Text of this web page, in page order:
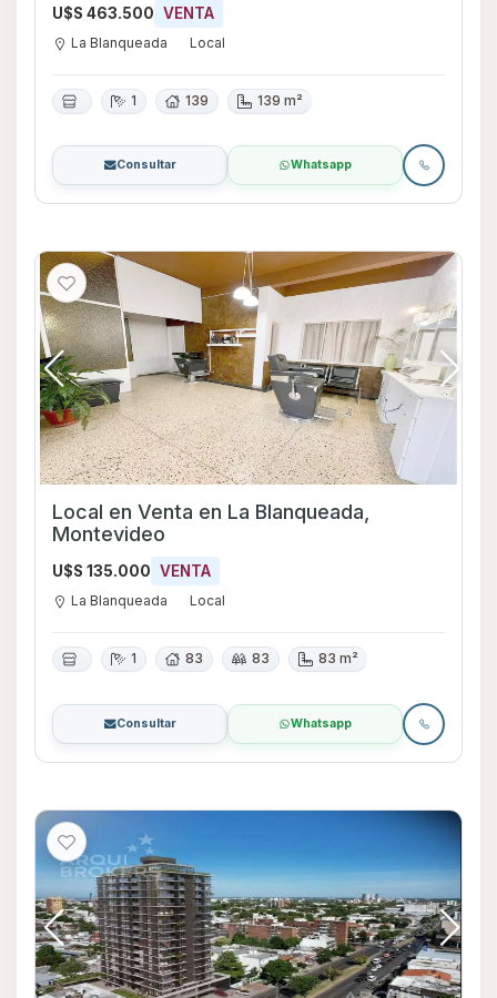
U$S 463.500 VENTA
La Blanqueada Local
1 139 139 m²
Consultar Whatsapp
Local en Venta en La Blanqueada,
Montevideo
U$S 135.000 VENTA
La Blanqueada Local
1 83 83 83 m²
Consultar Whatsapp